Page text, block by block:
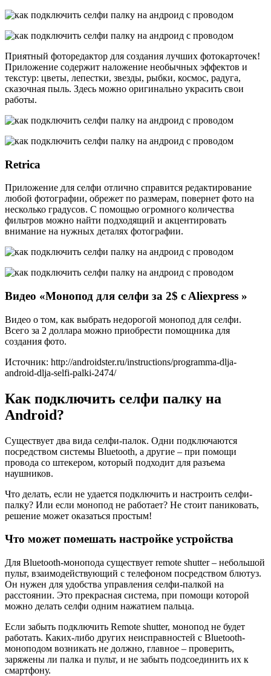
Приятный фоторедактор для создания лучших фотокарточек!
Приложение содержит наложение необычных эффектов и
текстур: цветы, лепестки, звезды, рыбки, космос, радуга,
сказочная пыль. Здесь можно оригинально украсить свои
работы.
Retrica
Приложение для селфи отлично справится редактирование
любой фотографии, обрежет по размерам, повернет фото на
несколько градусов. С помощью огромного количества
фильтров можно найти подходящий и акцентировать
внимание на нужных деталях фотографии.
Видео «Монопод для селфи за 2$ c Aliexpress »
Видео о том, как выбрать недорогой монопод для селфи.
Всего за 2 доллара можно приобрести помощника для
создания фото.
Источник: http://androidster.ru/instructions/programma-dlja-
android-dlja-selfi-palki-2474/
Как подключить селфи палку на
Android?
Существует два вида селфи-палок. Одни подключаются
посредством системы Bluetooth, а другие – при помощи
провода со штекером, который подходит для разъема
наушников.
Что делать, если не удается подключить и настроить селфи-
палку? Или если монопод не работает? Не стоит паниковать,
решение может оказаться простым!
Что может помешать настройке устройства
Для Bluetooth-монопода существует remote shutter – небольшой
пульт, взаимодействующий с телефоном посредством блютуз.
Он нужен для удобства управления селфи-палкой на
расстоянии. Это прекрасная система, при помощи которой
можно делать селфи одним нажатием пальца.
Если забыть подключить Remote shutter, монопод не будет
работать. Каких-либо других неисправностей с Bluetooth-
моноподом возникать не должно, главное – проверить,
заряжены ли палка и пульт, и не забыть подсоединить их к
смартфону.